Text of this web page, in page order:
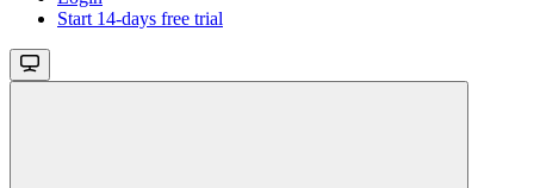
Start 14-days free trial